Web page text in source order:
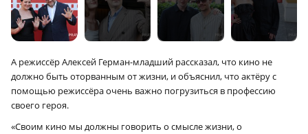
А режиссёр Алексей Герман-младший рассказал, что кино не
должно быть оторванным от жизни, и объяснил, что актёру с
помощью режиссёра очень важно погрузиться в профессию
своего героя.
«Своим кино мы должны говорить о смысле жизни, о